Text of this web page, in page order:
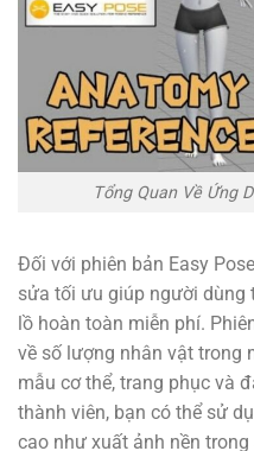
Tổng Quan Về Ứng
Đối với phiên bản Easy
sửa tối ưu giúp người dùng
lồ hoàn toàn miễn phí.
về số lượng nhân vật trong
mẫu cơ thể, trang phục và
thành viên, bạn có thể sử
cao như xuất ảnh nền